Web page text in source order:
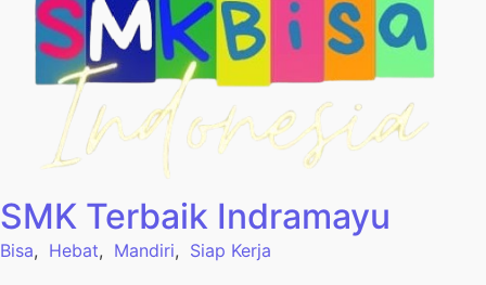
SMK Terbaik Indramayu
Bisa, Hebat, Mandiri, Siap Kerja